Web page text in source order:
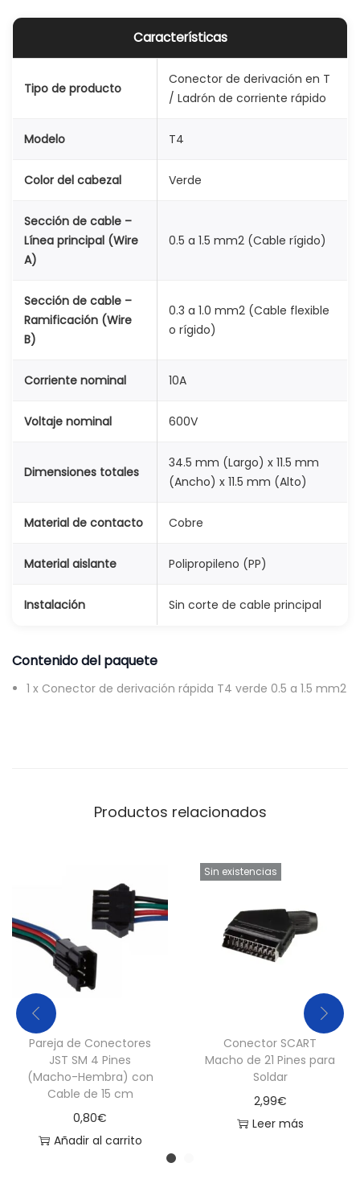
Características
Tipo de producto
Conector de derivación en T
/ Ladrón de corriente rápido
Modelo T4
Color del cabezal Verde
Sección de cable –
Línea principal (Wire
A)
0.5 a 1.5 mm2 (Cable rígido)
Sección de cable –
Ramificación (Wire
B)
0.3 a 1.0 mm2 (Cable flexible
o rígido)
Corriente nominal 10A
Voltaje nominal 600V
Dimensiones totales
34.5 mm (Largo) x 11.5 mm
(Ancho) x 11.5 mm (Alto)
Material de contacto Cobre
Material aislante Polipropileno (PP)
Instalación Sin corte de cable principal
Contenido del paquete
1 x Conector de derivación rápida T4 verde 0.5 a 1.5 mm2
Productos relacionados
Pareja de Conectores
JST SM 4 Pines
(Macho-Hembra) con
Cable de 15 cm
0,80€
Añadir al carrito
Sin existencias
Conector SCART
Macho de 21 Pines para
Soldar
2,99€
Leer más